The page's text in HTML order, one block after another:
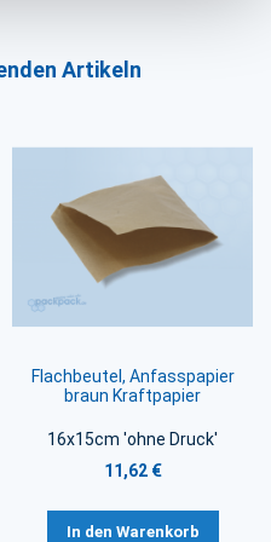
Artikeln
Flachbeutel, Anfasspapier
braun Kraftpapier
16x15cm 'ohne Druck'
11,62 €
In den Warenkorb